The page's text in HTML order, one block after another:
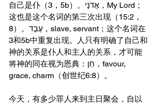
自己是仆（3，5b）。אֲדֹנָי，My Lord；
这也是这个名词的第三次出现（15:2，
8）。עֶבֶד，slave, servant；这个名词在
3和5b中重复出现。人只有明确了自己和
神的关系是仆人和主人的关系，才可能
将神的同在视为恩典：חֵן，favour,
grace, charm（创世纪6:8）。
今天，有多少罪人来到主日聚会，自以